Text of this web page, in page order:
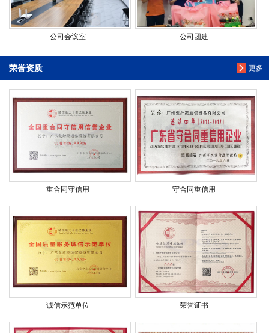
公司会议室 公司团建
更多
荣誉资质
重合同守信用 守合同重信用
诚信示范单位 荣誉证书